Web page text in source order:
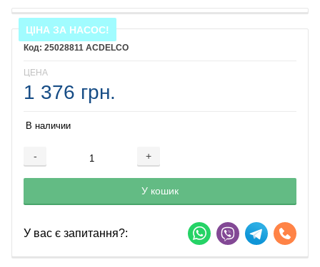
ЦІНА ЗА НАСОС!
25028811 ACDELCO
ЦЕНА
1 376 грн.
В наличии
- +
Добавляется...
У кошик
Добавлен
У вас є запитання?: